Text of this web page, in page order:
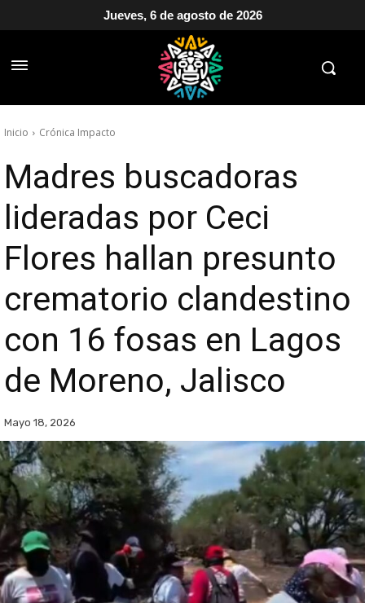
Jueves, 6 de agosto de 2026
Inicio Crónica Impacto
Madres buscadoras
lideradas por Ceci
Flores hallan presunto
crematorio clandestino
con 16 fosas en Lagos
de Moreno, Jalisco
Mayo 18, 2026